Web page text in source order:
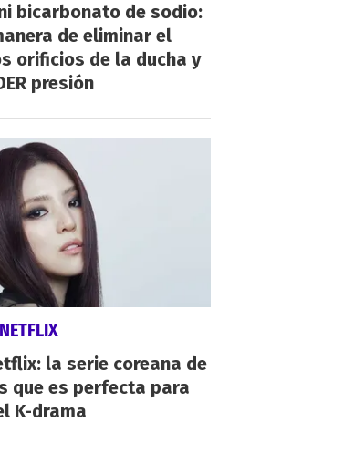
bicarbonato de sodio:
de eliminar el
orificios de la ducha y
presión
la serie coreana de
que es perfecta para
K-drama